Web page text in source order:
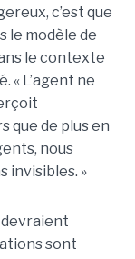
c’est que
le modèle de
le contexte
« L’agent ne
que de plus en
nous
invisibles. »
devraient
sont